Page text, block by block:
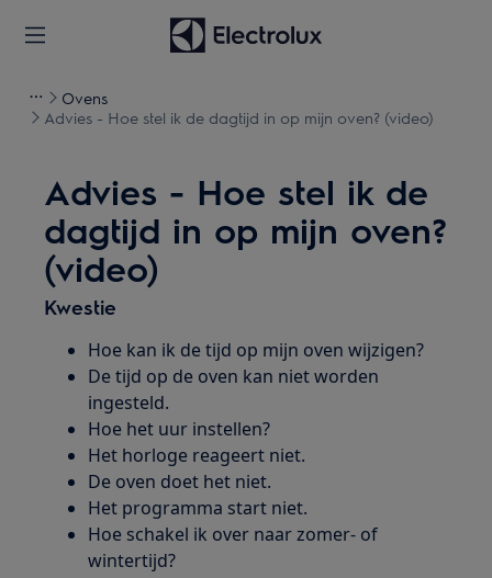
Ovens
Advies - Hoe stel ik de dagtijd in op mijn oven? (video)
Advies - Hoe stel ik de
dagtijd in op mijn oven?
(video)
Kwestie
Hoe kan ik de tijd op mijn oven wijzigen?
De tijd op de oven kan niet worden
ingesteld.
Hoe het uur instellen?
Het horloge reageert niet.
De oven doet het niet.
Het programma start niet.
Hoe schakel ik over naar zomer- of
wintertijd?